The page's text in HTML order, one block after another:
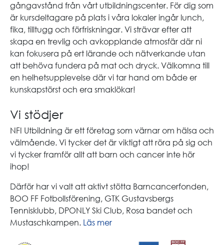
gångavstånd från vårt utbildningscenter. För dig som
är kursdeltagare på plats i våra lokaler ingår lunch,
fika, tilltugg och förfriskningar. Vi strävar efter att
skapa en trevlig och avkopplande atmosfär där ni
kan fokusera på ert lärande och nätverkande utan
att behöva fundera på mat och dryck. Välkomna till
en helhetsupplevelse där vi tar hand om både er
kunskapstörst och era smaklökar!
Vi stödjer
NFI Utbildning är ett företag som värnar om hälsa och
välmående. Vi tycker det är viktigt att röra på sig och
vi tycker framför allt att barn och cancer inte hör
ihop!
Därför har vi valt att aktivt stötta Barncancerfonden,
BOO FF Fotbollsförening, GTK Gustavsbergs
Tennisklubb, DPONLY Ski Club, Rosa bandet och
Mustasch­kampen. Läs mer